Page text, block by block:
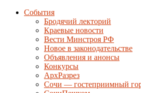
События
Бродячий лекторий
Краевые новости
Вести Минстроя РФ
Новое в законодательстве
Объявления и анонсы
Конкурсы
АрхРазрез
Сочи — гостеприимный